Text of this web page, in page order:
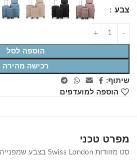
צבע
הוספה לסל
רכישה מהירה
שיתוף:
הוספה למועדפים
מפרט טכני